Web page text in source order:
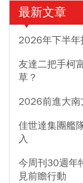
最新文章
2026年下半年
友達二把手柯
草？
2026前進大南
佳世達集團艦
入
今周刊30週年
見前瞻行動